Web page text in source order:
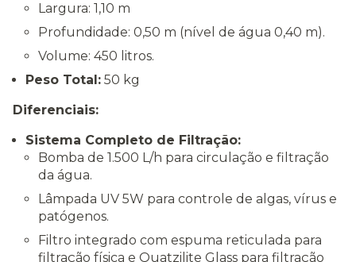
Largura: 1,10 m
Profundidade: 0,50 m (nível de água 0,40 m).
Volume: 450 litros.
Peso Total: 50 kg
Diferenciais:
Sistema Completo de Filtração:
Bomba de 1.500 L/h para circulação e filtração
da água.
Lâmpada UV 5W para controle de algas, vírus e
patógenos.
Filtro integrado com espuma reticulada para
filtração física e Quatzilite Glass para filtração